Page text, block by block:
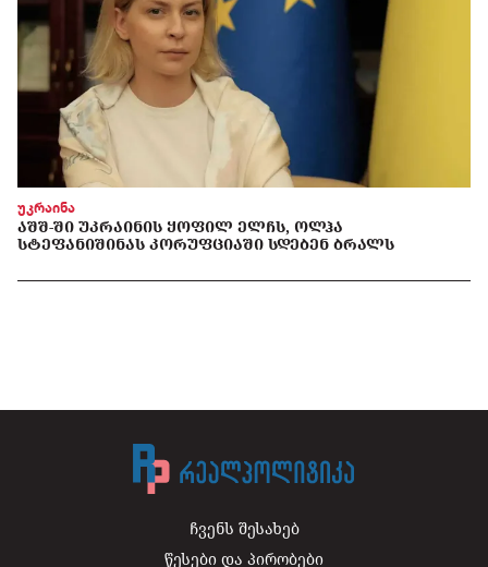
უკრაინა
ᲐᲨᲨ-ᲨᲘ ᲣᲙᲠᲐᲘᲜᲘᲡ ᲧᲝᲤᲘᲚ ᲔᲚᲩᲡ, ᲝᲚᲰᲐ
ᲡᲢᲔᲤᲐᲜᲘᲨᲘᲜᲐᲡ ᲙᲝᲠᲣᲤᲪᲘᲐᲨᲘ ᲡᲓᲔᲑᲔᲜ ᲑᲠᲐᲚᲡ
ჩვენს შესახებ
წესები და პირობები